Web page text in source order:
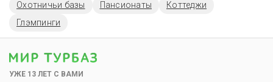
Охотничьи базы
Пансионаты
Коттеджи
Глэмпинги
УЖЕ 13 ЛЕТ С ВАМИ